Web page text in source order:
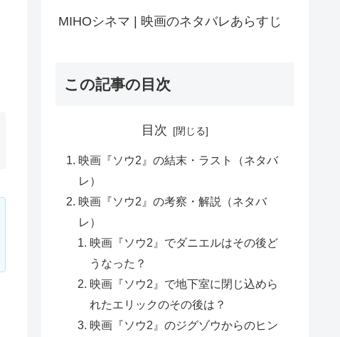
MIHOシネマ | 映画のネタバレあらすじ
この記事の目次
目次
映画『ソウ2』の結末・ラスト（ネタバ
レ）
映画『ソウ2』の考察・解説（ネタバ
レ）
映画『ソウ2』でダニエルはその後ど
うなった？
映画『ソウ2』で地下室に閉じ込めら
れたエリックのその後は？
映画『ソウ2』のジグゾウからのヒン